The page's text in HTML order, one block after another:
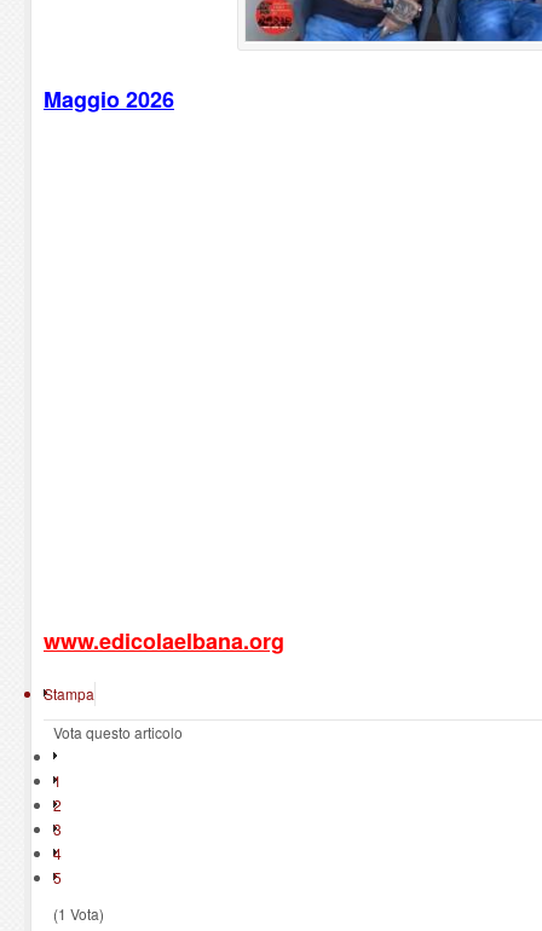
Maggio 2026
www.edicolaelbana.org
Stampa
Vota questo articolo
1
2
3
4
5
(1 Vota)